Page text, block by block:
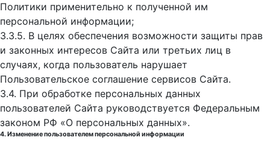
Политики применительно к полученной им
персональной информации;
3.3.5. В целях обеспечения возможности защиты прав
и законных интересов Сайта или третьих лиц в
случаях, когда пользователь нарушает
Пользовательское соглашение сервисов Сайта.
3.4. При обработке персональных данных
пользователей Сайта руководствуется Федеральным
законом РФ «О персональных данных».
4. Изменение пользователем персональной информации